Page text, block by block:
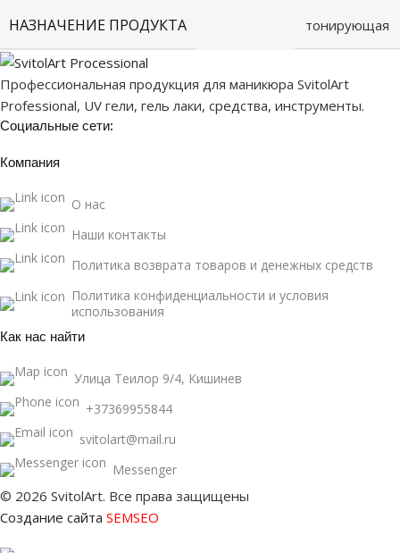
НАЗНАЧЕНИЕ ПРОДУКТА тонирующая
Профессиональная продукция для маникюра SvitolArt
Professional, UV гели, гель лаки, средства, инструменты.
Социальные сети:
Компания
О нас
Наши контакты
Политика возврата товаров и денежных средств
Политика конфиденциальности и условия
использования
Как нас найти
Улица Теилор 9/4, Кишинев
+37369955844
svitolart@mail.ru
Messenger
© 2026 SvitolArt. Все права защищены
Создание сайта SEMSEO